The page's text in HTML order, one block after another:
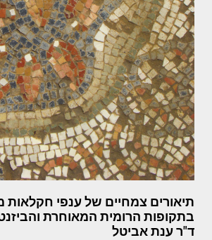
תיאורים צמחיים של ענפי חקלאות
בתקופות הרומית המאוחרת
ד"ר ענת אביטל